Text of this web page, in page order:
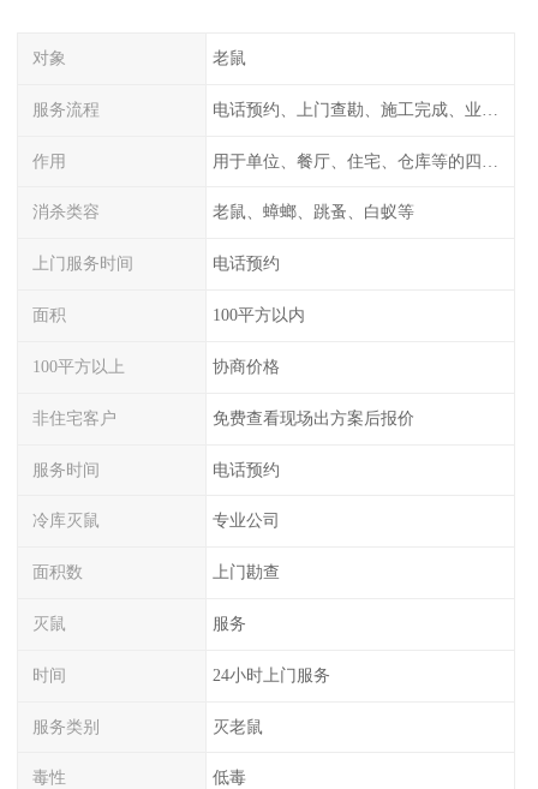
对象 老鼠
服务流程
作用
消杀类容 老鼠、蟑螂、跳蚤、白蚁等
上门服务时间 电话预约
面积 100平方以内
100平方以上 协商价格
非住宅客户 免费查看现场出方案后报价
服务时间 电话预约
冷库灭鼠 专业公司
面积数 上门勘查
灭鼠 服务
时间 24小时上门服务
服务类别 灭老鼠
毒性 低毒